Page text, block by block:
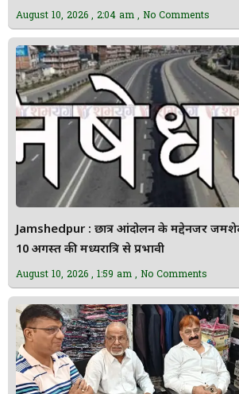
August 10, 2026 2:04 am No Comments
Jamshedpur : छात्र आंदोलन के मद्देनजर
10 अगस्त की मध्यरात्रि से प्रभावी
August 10, 2026 1:59 am No Comments